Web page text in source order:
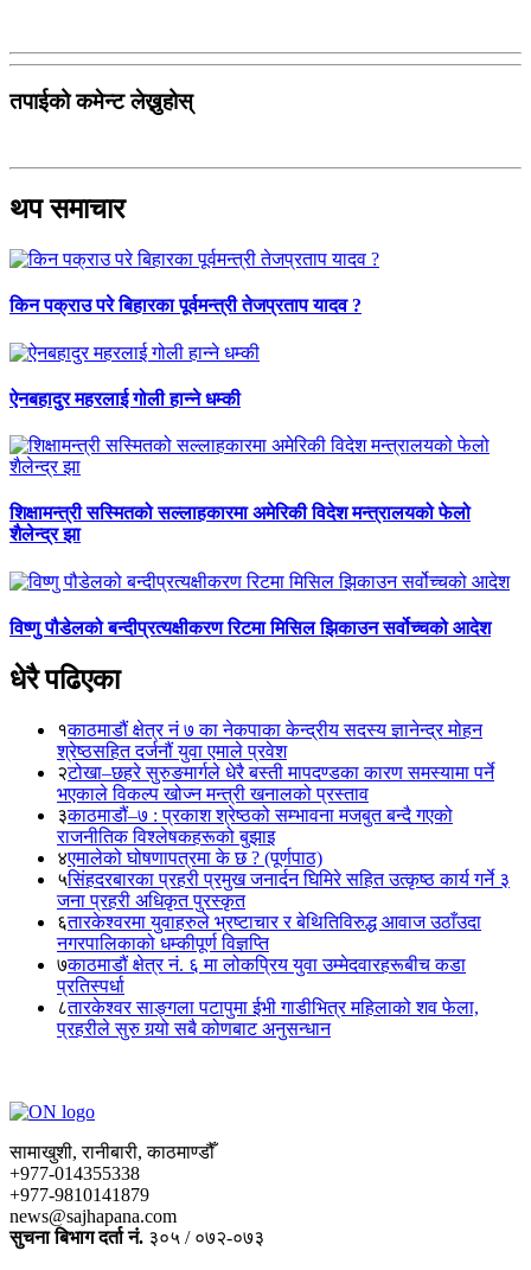
तपाईको कमेन्ट लेख्नुहोस्
थप समाचार
किन पक्राउ परे बिहारका पूर्वमन्त्री तेजप्रताप यादव ?
ऐनबहादुर महरलाई गोली हान्ने धम्की
शिक्षामन्त्री सस्मितको सल्लाहकारमा अमेरिकी विदेश मन्त्रालयको फेलो
शैलेन्द्र झा
विष्णु पौडेलको बन्दीप्रत्यक्षीकरण रिटमा मिसिल झिकाउन सर्वोच्चको आदेश
धेरै पढिएका
१काठमाडौं क्षेत्र नं ७ का नेकपाका केन्द्रीय सदस्य ज्ञानेन्द्र मोहन
श्रेष्ठसहित दर्जनौं युवा एमाले प्रवेश
२टोखा–छहरे सुरुङमार्गले धेरै बस्ती मापदण्डका कारण समस्यामा पर्ने
भएकाले विकल्प खोज्न मन्त्री खनालको प्रस्ताव
३काठमाडौं–७ : प्रकाश श्रेष्ठको सम्भावना मजबुत बन्दै गएको
राजनीतिक विश्लेषकहरूको बुझाइ
४एमालेको घोषणापत्रमा के छ ? (पूर्णपाठ)
५सिंहदरबारका प्रहरी प्रमुख जनार्दन घिमिरे सहित उत्कृष्ठ कार्य गर्ने ३
जना प्रहरी अधिकृत पुरस्कृत
६तारकेश्वरमा युवाहरुले भ्रष्टाचार र बेथितिविरुद्ध आवाज उठाँउदा
नगरपालिकाको धम्कीपूर्ण विज्ञप्ति
७काठमाडौं क्षेत्र नं. ६ मा लोकप्रिय युवा उम्मेदवारहरूबीच कडा
प्रतिस्पर्धा
८तारकेश्वर साङ्गला पटापुमा ईभी गाडीभित्र महिलाको शव फेला,
प्रहरीले सुरु गर्‍यो सबै कोणबाट अनुसन्धान
सामाखुशी, रानीबारी, काठमाण्डौँ
+977-014355338
+977-9810141879
news@sajhapana.com
सुचना बिभाग दर्ता नं. ३०५ / ०७२-०७३